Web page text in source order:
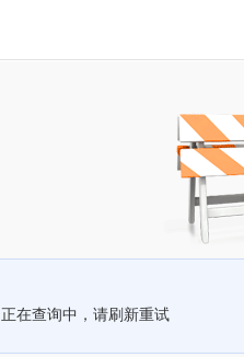
正在查询中，请刷新重试